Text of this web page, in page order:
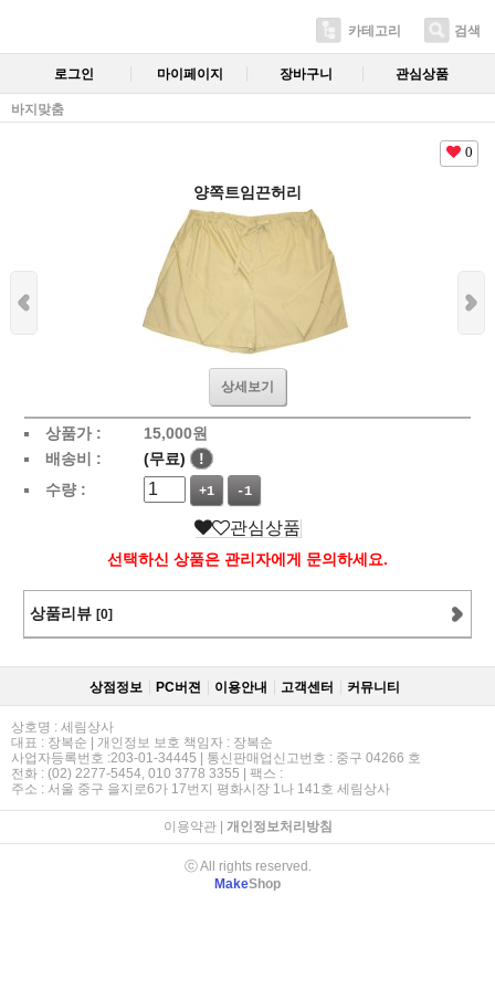
카테고리 검색
로그인 마이페이지 장바구니 관심상품
바지맞춤
0
양쪽트임끈허리
상세보기
상품가 : 15,000원
배송비 :
(무료)
!
수량 :
+1 -1
관심상품
선택하신 상품은 관리자에게 문의하세요.
상품리뷰 [0]
상점정보 PC버젼 이용안내 고객센터 커뮤니티
상호명 : 세림상사
대표 : 장복순 | 개인정보 보호 책임자 : 장복순
사업자등록번호 :203-01-34445 | 통신판매업신고번호 : 중구 04266 호
전화 : (02) 2277-5454, 010 3778 3355 | 팩스 :
주소 : 서울 중구 을지로6가 17번지 평화시장 1나 141호 세림상사
이용약관| 개인정보처리방침
ⓒ All rights reserved.
MakeShop